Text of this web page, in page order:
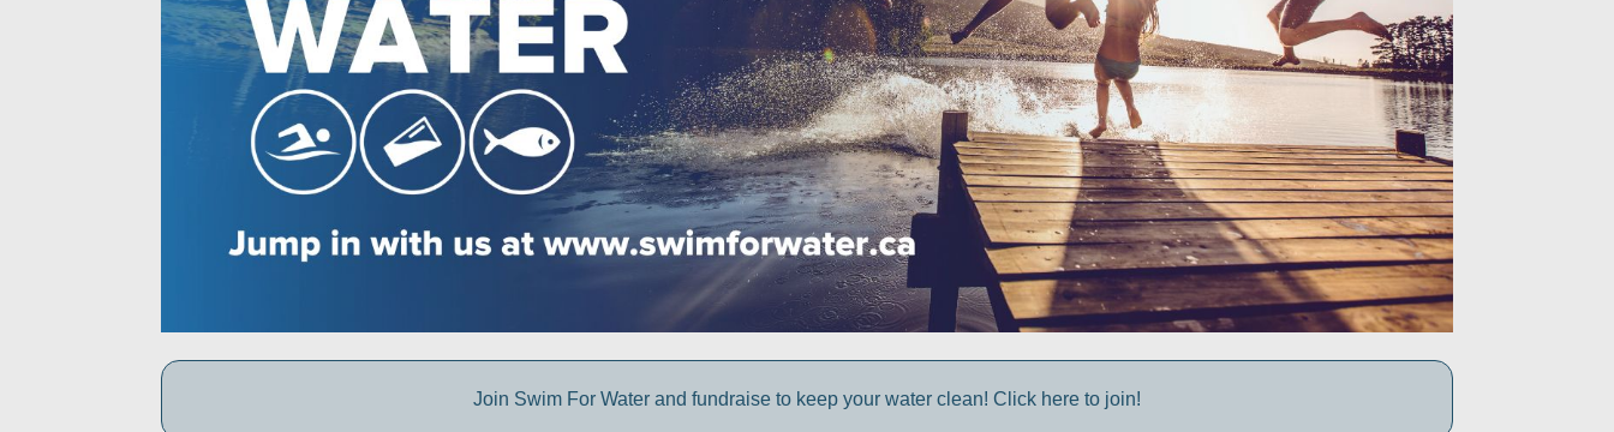
Join Swim For Water and fundraise to keep your water clean! Click here to join!